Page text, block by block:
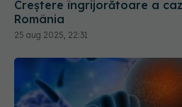
25 aug 2025, 22:31